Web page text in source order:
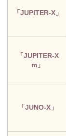
「JUPITER-X」
「JUPITER-X
m」
「JUNO-X」